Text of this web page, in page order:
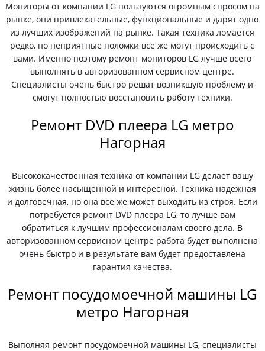
Мониторы от компании LG пользуются огромным спросом на
рынке, они привлекательные, функциональные и дарят одно
из лучших изображений на рынке. Такая техника ломается
редко, но неприятные поломки все же могут происходить с
вами. Именно поэтому ремонт мониторов LG лучше всего
выполнять в авторизованном сервисном центре.
Специалисты очень быстро решат возникшую проблему и
смогут полностью восстановить работу техники.
Ремонт DVD плеера LG метро
Нагорная
Высококачественная техника от компании LG делает вашу
жизнь более насыщенной и интересной. Техника надежная
и долговечная, но она все же может выходить из строя. Если
потребуется ремонт DVD плеера LG, то лучше вам
обратиться к лучшим профессионалам своего дела. В
авторизованном сервисном центре работа будет выполнена
очень быстро и в результате вам будет предоставлена
гарантия качества.
Ремонт посудомоечной машины LG
метро Нагорная
Выполняя ремонт посудомоечной машины LG, специалисты